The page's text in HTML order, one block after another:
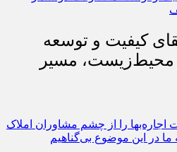
کیفیت و توسعه
محیط‌زیست، مسیر